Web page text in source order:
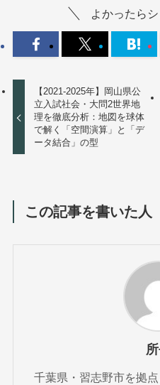
よかったら
【2021-2025年】岡山県公
立入試社会・大問2世界地
理を徹底分析：地図を球体
で解く「空間演算」と「デ
ータ結合」の型
この記事を書いた人
千葉県・習志野市を拠